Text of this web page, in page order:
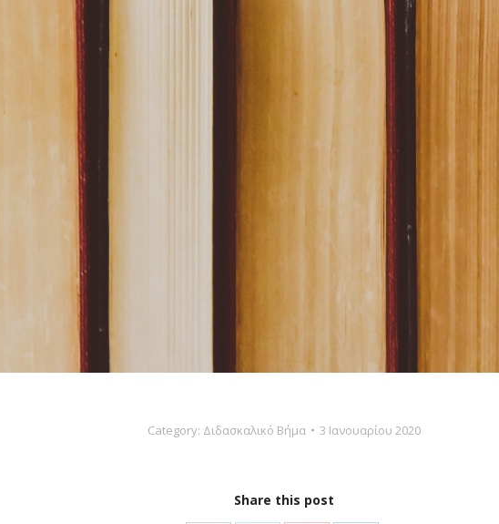
Category: Διδασκαλικό Βήμα 3 Ιανουαρίου 2020
Share this post